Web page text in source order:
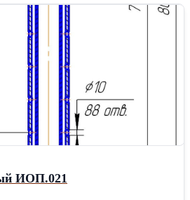
Наши била и плиты
характеристики и хорошо
мировом рынке дробильно-
Продукция нашего завода
и страны западной Европы.
и большие объемы поставок
цены на российском
оборудования. Также готовы
деталь по вашим чертежам из
Наши инженеры помогут подобрать
ИОП.021